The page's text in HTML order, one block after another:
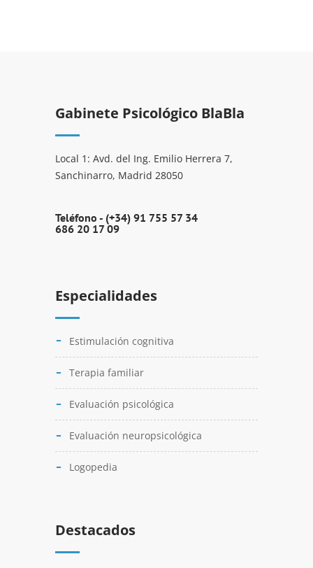
Gabinete Psicológico BlaBla
Local 1: Avd. del Ing. Emilio Herrera 7,
Sanchinarro, Madrid 28050
Teléfono - (+34) 91 755 57 34
686 20 17 09
Especialidades
Estimulación cognitiva
Terapia familiar
Evaluación psicológica
Evaluación neuropsicológica
Logopedia
Destacados